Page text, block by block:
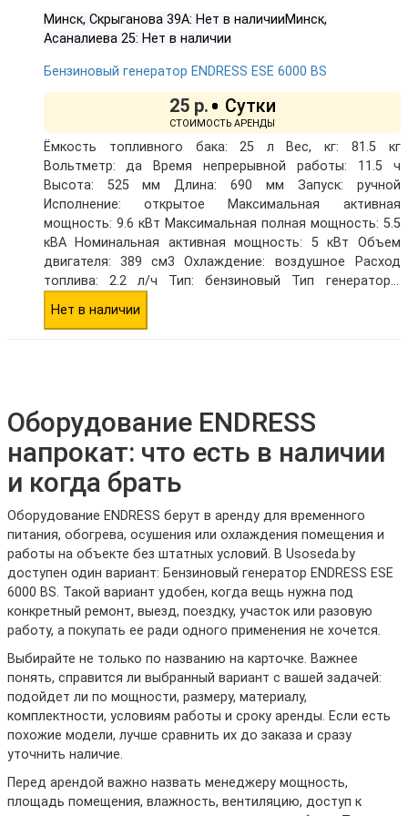
Минск, Скрыганова 39А: Нет в наличииМинск,
Асаналиева 25: Нет в наличии
Бензиновый генератор ENDRESS ESE 6000 BS
25 р.
Ёмкость топливного бака: 25 л
Вес, кг: 81.5 кг
Вольтметр: да
Время непрерывной работы: 11.5 ч
Высота: 525 мм
Длина: 690 мм
Запуск: ручной
Исполнение: открытое
Максимальная активная
мощность: 9.6 кВт Максимальная полная мощность: 5.5
кВА
Номинальная активная мощность: 5 кВт
Объем
двигателя: 389 см3
Охлаждение: воздушное
Расход
топлива: 2.2 л/ч
Тип: бензиновый
Тип генератора:
четырехтактный
Нет в наличии
Оборудование ENDRESS
напрокат: что есть в наличии
и когда брать
Оборудование ENDRESS берут в аренду для временного
питания, обогрева, осушения или охлаждения помещения и
работы на объекте без штатных условий. В Usoseda.by
доступен один вариант: Бензиновый генератор ENDRESS ESE
6000 BS. Такой вариант удобен, когда вещь нужна под
конкретный ремонт, выезд, поездку, участок или разовую
работу, а покупать ее ради одного применения не хочется.
Выбирайте не только по названию на карточке. Важнее
понять, справится ли выбранный вариант с вашей задачей:
подойдет ли по мощности, размеру, материалу,
комплектности, условиям работы и сроку аренды. Если есть
похожие модели, лучше сравнить их до заказа и сразу
уточнить наличие.
Перед арендой важно назвать менеджеру мощность,
площадь помещения, влажность, вентиляцию, доступ к